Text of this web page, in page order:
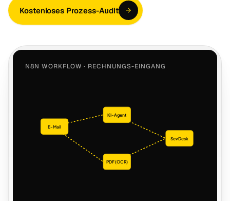
Kostenloses Prozess-Audit
N8N WORKFLOW · RECHNUNGS-EINGANG
E-Mail
KI-Agent
PDF (OCR)
SevDesk